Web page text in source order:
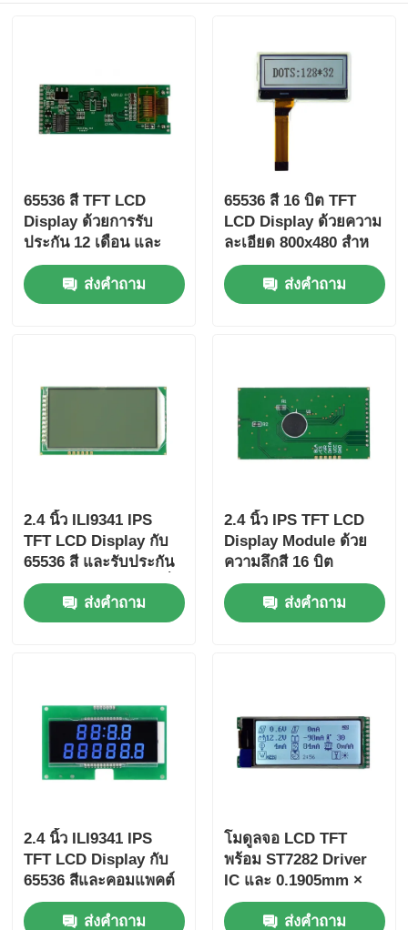
65536 สี TFT LCD
Display ด้วยการรับ
ประกัน 12 เดือน และ
ขนาด LCD
105.5mm*67.2mm*3.0
mm สําหรับการใช้งาน
ส่งคำถาม
65536 สี 16 บิต TFT
LCD Display ด้วยความ
ละเอียด 800x480 สําห
รับแทชบอร์ดรถยนต์และ
อินเตอร์เฟซการควบคุม
ส่งคำถาม
2.4 นิ้ว ILI9341 IPS
TFT LCD Display กับ
65536 สี และรับประกัน
12 เดือนสําหรับระบบที่
ฝัง
ส่งคำถาม
2.4 นิ้ว IPS TFT LCD
Display Module ด้วย
ความลึกสี 16 บิต
105.5mm*67.2mm*3.0
mm ขนาดและสัดส่วน
ความแตกต่าง 800:1
ส่งคำถาม
2.4 นิ้ว ILI9341 IPS
TFT LCD Display กับ
65536 สีและคอมแพคต์
105.5mm*67.2mm*3.0
mm ขนาดส่งคำถาม
โมดูลจอ LCD TFT
พร้อม ST7282 Driver
IC และ 0.1905mm ×
0.0635mm พิกเซลสเป
ซิ่ง พร้อมรับประกัน 12
ส่งคำถาม